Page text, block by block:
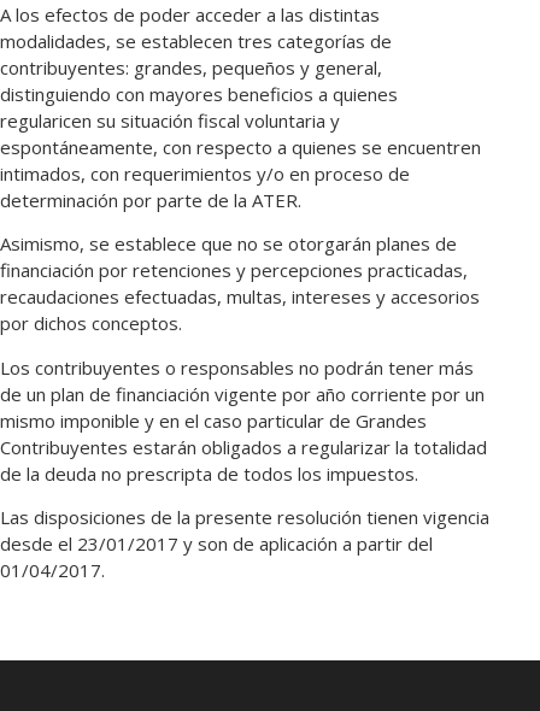
A los efectos de poder acceder a las distintas
modalidades, se establecen tres categorías de
contribuyentes: grandes, pequeños y general,
distinguiendo con mayores beneficios a quienes
regularicen su situación fiscal voluntaria y
espontáneamente, con respecto a quienes se encuentren
intimados, con requerimientos y/o en proceso de
determinación por parte de la ATER.
Asimismo, se establece que no se otorgarán planes de
financiación por retenciones y percepciones practicadas,
recaudaciones efectuadas, multas, intereses y accesorios
por dichos conceptos.
Los contribuyentes o responsables no podrán tener más
de un plan de financiación vigente por año corriente por un
mismo imponible y en el caso particular de Grandes
Contribuyentes estarán obligados a regularizar la totalidad
de la deuda no prescripta de todos los impuestos.
Las disposiciones de la presente resolución tienen vigencia
desde el 23/01/2017 y son de aplicación a partir del
01/04/2017.